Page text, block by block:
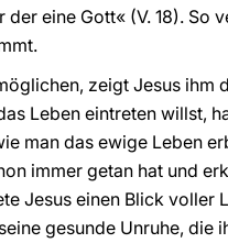
eine Gott« (V. 18). So
zeigt Jesus ihm
Leben eintreten willst,
man das ewige Leben
immer getan hat und
Jesus einen Blick voller
gesunde Unruhe, die